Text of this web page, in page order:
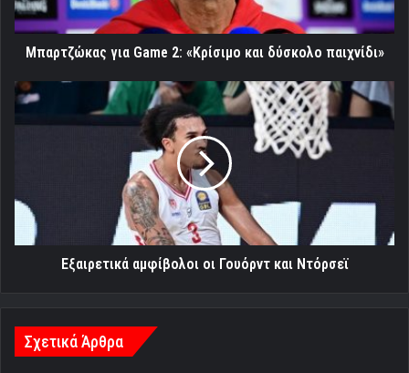
παιχνίδι»
Μπαρτζώκας για Game 2: «Κρίσιμο και δύσκολο παιχνίδι»
Εξαιρετικά
αμφίβολοι
οι
Εξαιρετικά αμφίβολοι οι Γουόρντ και Ντόρσεϊ
Σχετικά Άρθρα